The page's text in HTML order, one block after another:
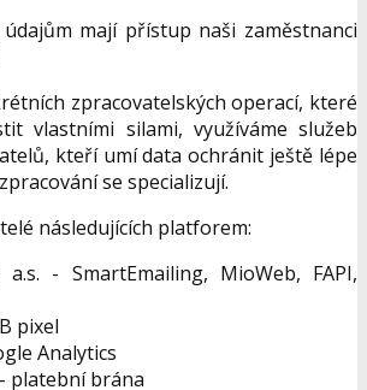
mají přístup naši zaměstnanci
zpracovatelských operací, které
vlastními silami, využíváme služeb
kteří umí data ochránit ještě lépe
se specializují.
následujících platforem:
a.s. - SmartEmailing, MioWeb, FAPI,
pixel
Analytics
- platební brána